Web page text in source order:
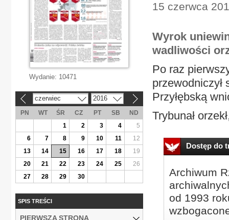
15 czerwca
Wyrok
wadliwości
Po raz
przewodniczył
Przyłębską
Trybunał
Dostęp do
Archiwum
od 1993
Wydanie: 10471
czerwiec 2016
PN WT ŚR CZ PT SB
ND
1
2 3 4
5
6
7 8 9 10 11
12
13
14 15 16 17 18
19
20
21 22 23 24 25
26
27
28 29 30
SPIS TREŚCI
PIERWSZA STRONA